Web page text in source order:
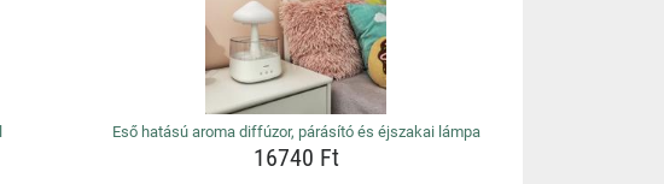
Eső hatású aroma diffúzor, párásító és éjszakai lámpa
16740 Ft